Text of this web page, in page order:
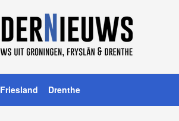
Friesland Drenthe